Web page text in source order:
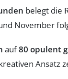
belegt die
November
auf80 opulent
Ansatz